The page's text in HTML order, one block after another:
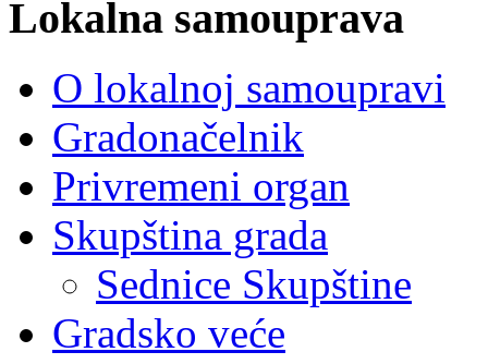
Lokalna samouprava
O lokalnoj samoupravi
Gradonačelnik
Privremeni organ
Skupština grada
Sednice Skupštine
Gradsko veće